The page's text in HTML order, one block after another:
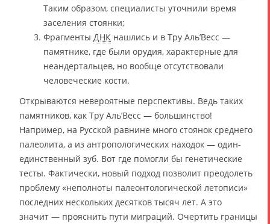
Таким образом, специалисты уточнили время
заселения стоянки;
Фрагменты ДНК нашлись и в Тру Аль’Весс —
памятнике, где были орудия, характерные для
неандертальцев, но вообще отсутствовали
человеческие кости.
Открываются невероятные перспективы. Ведь таких
памятников, как Тру Аль’Весс — большинство!
Например, на Русской равнине много стоянок среднего
палеолита, а из антропологических находок — один-
единственный зуб. Вот где помогли бы генетические
тесты. Фактически, новый подход позволит преодолеть
проблему «неполноты палеонтологической летописи»
последних нескольких десятков тысяч лет. А это
значит — прояснить пути миграций. Очертить границы